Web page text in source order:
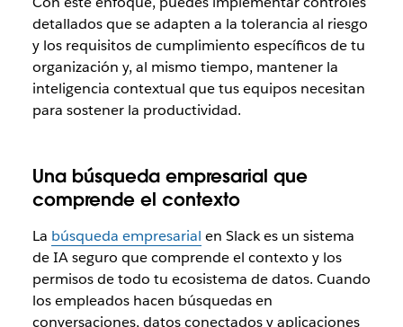
detallados que se adapten a la tolerancia al riesgo
y los requisitos de cumplimiento específicos de tu
organización y, al mismo tiempo, mantener la
inteligencia contextual que tus equipos necesitan
para sostener la productividad.
Una búsqueda empresarial que
comprende el contexto
La búsqueda empresarial en Slack es un sistema
de IA seguro que comprende el contexto y los
permisos de todo tu ecosistema de datos. Cuando
los empleados hacen búsquedas en
conversaciones, datos conectados y aplicaciones